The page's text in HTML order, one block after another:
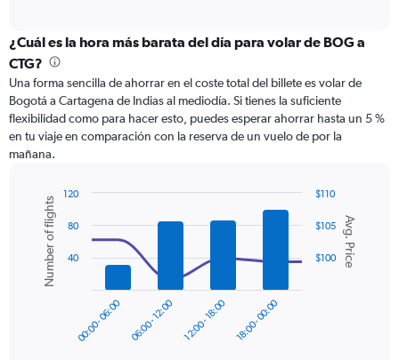
categories.
Range:
12
categories.
The
chart
has
1
axis
displaying
values.
Range:
¿Cuál es la hora más barata del día para volar de BOG a
CTG?
Una forma sencilla de ahorrar en el coste total del billete es volar de
Bogotá a Cartagena de Indias al mediodía. Si tienes la suficiente
flexibilidad como para hacer esto, puedes esperar ahorrar hasta un 5 %
en tu viaje en comparación con la reserva de un vuelo de por la
mañana.
Combination
chart
with
data
series.
Chart
graphic.
Avg. Price
Number of flights
00:00 - 06:00 06:00 - 12:00 12:00 - 18:00 18:00 - 00:00
$100
$105
$110
40
80
120